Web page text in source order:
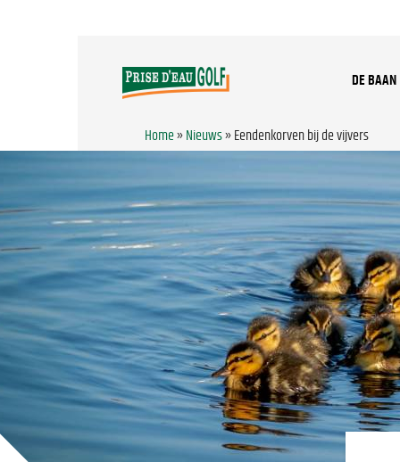
DE BAAN
Home» Nieuws» Eendenkorven bij de vijvers